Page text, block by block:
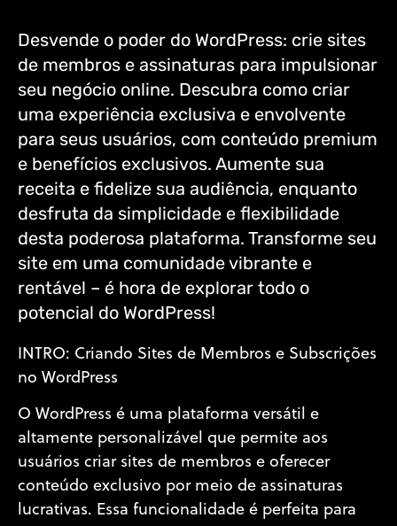
Desvende o poder do WordPress: crie sites
de membros e assinaturas para impulsionar
seu negócio online. Descubra como criar
uma experiência exclusiva e envolvente
para seus usuários, com conteúdo premium
e benefícios exclusivos. Aumente sua
receita e fidelize sua audiência, enquanto
desfruta da simplicidade e flexibilidade
desta poderosa plataforma. Transforme seu
site em uma comunidade vibrante e
rentável – é hora de explorar todo o
potencial do WordPress!
INTRO: Criando Sites de Membros e Subscrições
no WordPress
O WordPress é uma plataforma versátil e
altamente personalizável que permite aos
usuários criar sites de membros e oferecer
conteúdo exclusivo por meio de assinaturas
lucrativas. Essa funcionalidade é perfeita para